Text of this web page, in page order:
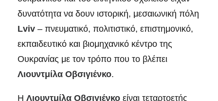
δυνατότητα να δουν ιστορική, μεσαιωνική πόλη
Lviv – πνευματικό, πολιτιστικό, επιστημονικό,
εκπαιδευτικό και βιομηχανικό κέντρο της
Ουκρανίας με τον τρόπο που το βλέπει
Λιουντμίλα Οβσιγιένκο.
Η Λιουντμίλα Οβσιγιένκο είναι τεταρτοετής